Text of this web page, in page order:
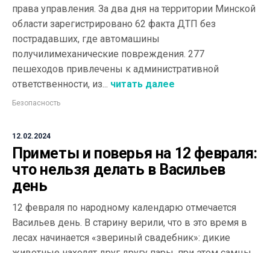
права управления. За два дня на территории Минской
области зарегистрировано 62 факта ДТП без
пострадавших, где автомашины
получилимеханические повреждения. 277
пешеходов привлечены к административной
ответственности, из... читать далее
Безопасность
12.02.2024
Приметы и поверья на 12 февраля:
что нельзя делать в Васильев
день
12 февраля по народному календарю отмечается
Васильев день. В старину верили, что в это время в
лесах начинается «звериный свадебник»: дикие